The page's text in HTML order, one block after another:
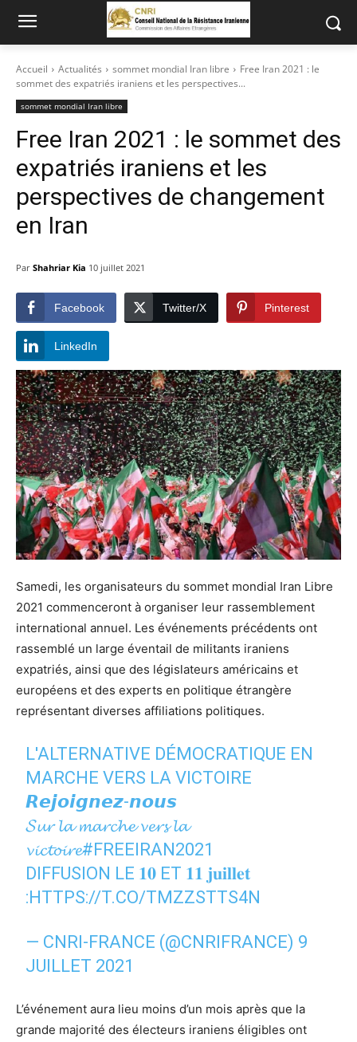
Accueil Actualités sommet mondial Iran libre
Free Iran 2021 : le
sommet des expatriés iraniens et les perspectives...
sommet mondial Iran libre
Free Iran 2021 : le sommet des
expatriés iraniens et les
perspectives de changement
en Iran
Par Shahriar Kia 10 juillet 2021
Facebook Twitter/X Pinterest
LinkedIn
Samedi, les organisateurs du sommet mondial Iran Libre
2021 commenceront à organiser leur rassemblement
international annuel. Les événements précédents ont
rassemblé un large éventail de militants iraniens
expatriés, ainsi que des législateurs américains et
européens et des experts en politique étrangère
représentant diverses affiliations politiques.
L'ALTERNATIVE DÉMOCRATIQUE EN
MARCHE VERS LA VICTOIRE
𝙍𝙚𝙟𝙤𝙞𝙜𝙣𝙚𝙯-𝙣𝙤𝙪𝙨
𝓢𝓾𝓻 𝓵𝓪 𝓶𝓪𝓻𝓬𝓱𝓮 𝓿𝓮𝓻𝓼 𝓵𝓪
𝓿𝓲𝓬𝓽𝓸𝓲𝓻𝓮#FREEIRAN2021
DIFFUSION LE 𝟏𝟎 ET 𝟏𝟏 𝐣𝐮𝐢𝐥𝐥𝐞𝐭
:HTTPS://T.CO/TMZZSTTS4N
— CNRI-FRANCE (@CNRIFRANCE) 9
JUILLET 2021
L’événement aura lieu moins d’un mois après que la
grande majorité des électeurs iraniens éligibles ont